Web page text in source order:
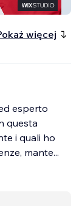
więcej
esperto
questa
i quali ho
mante...